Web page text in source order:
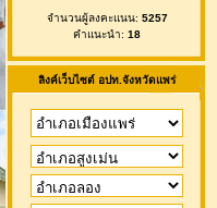
จำนวนผู้ลงคะแนน: 5257
คำแนะนำ: 18
ลิงค์เว็บไซต์ อปท.จังหวัดแพร่